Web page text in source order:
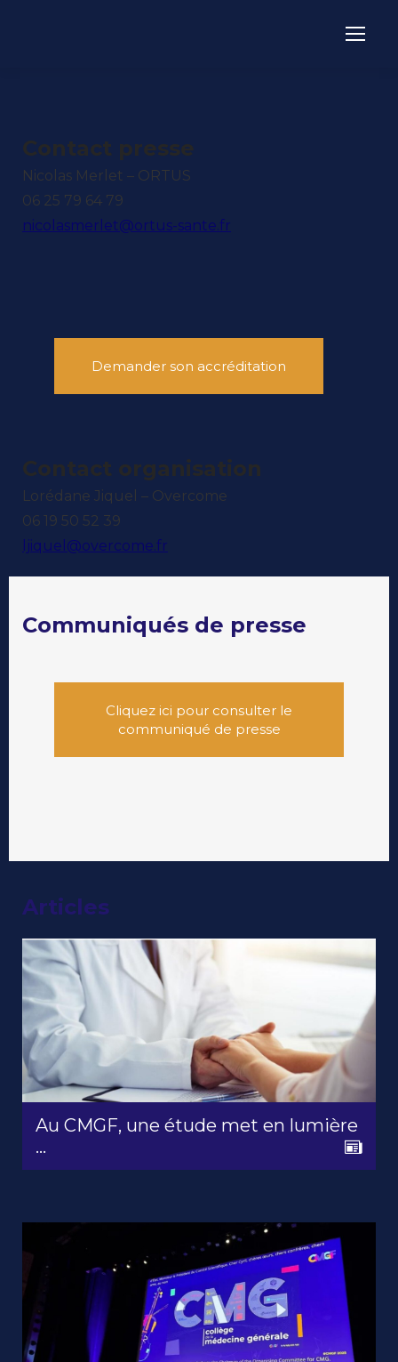
Contact presse
Nicolas Merlet – ORTUS
06 25 79 64 79
nicolasmerlet@ortus-sante.fr
Demander son accréditation
Contact organisation
Lorédane Jiquel – Overcome
06 19 50 52 39
ljiquel@overcome.fr
Communiqués de presse
Cliquez ici pour consulter le
communiqué de presse
Articles
Au CMGF, une étude met en lumière
...